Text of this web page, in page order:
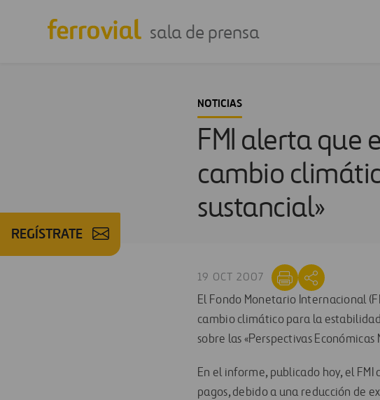
sala de prensa
REGÍSTRATE
NOTICIAS
FMI alerta que
cambio
sustancial»
19 OCT 2007
El Fondo Monetario Internacional
cambio climático para la
sobre las «Perspectivas Económicas
En el informe, publicado hoy, el
pagos, debido a una reducción de